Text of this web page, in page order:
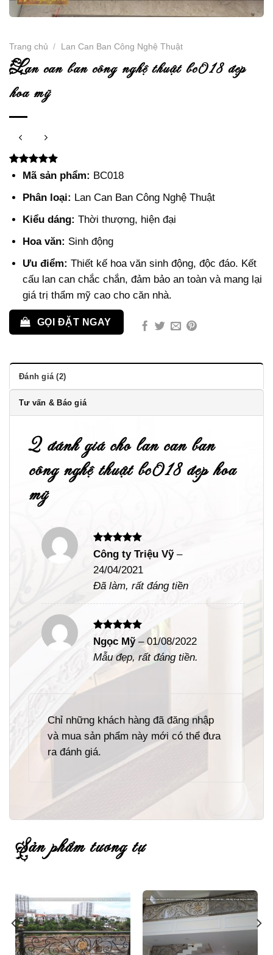
Trang chủ / Lan Can Ban Công Nghệ Thuật
lan can ban công nghệ thuật bc018 đẹp
hoa mỹ
5.00trên 5
dựa trên
2
đánh giá
Mã sản phẩm: BC018
Phân loại: Lan Can Ban Công Nghệ Thuật
Kiểu dáng: Thời thượng, hiện đại
Hoa văn: Sinh động
Ưu điểm: Thiết kế hoa văn sinh động, độc đáo. Kết
cấu lan can chắc chắn, đảm bảo an toàn và mang lại
giá trị thẩm mỹ cao cho căn nhà.
GỌI ĐẶT NGAY
Đánh giá (2)
Tư vấn & Báo giá
2 đánh giá cholan can ban
công nghệ thuật bc018 đẹp hoa
mỹ
Được xếp
hạng5
5
sao
Công ty Triệu Vỹ–
24/04/2021
Đã làm, rất đáng tiền
Được xếp
hạng
55
sao
Ngọc Mỹ– 01/08/2022
Mẫu đẹp, rất đáng tiền.
Chỉ những khách hàng đã đăng nhập
và mua sản phẩm này mới có thể đưa
ra đánh giá.
sản phẩm tương tự